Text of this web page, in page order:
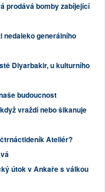
prodává bomby zabíjející
nedaleko generálního
Diyarbakir, u kulturního
budoucnost
vraždí nebo šikanuje
Ateliér?
útok v Ankaře s válkou